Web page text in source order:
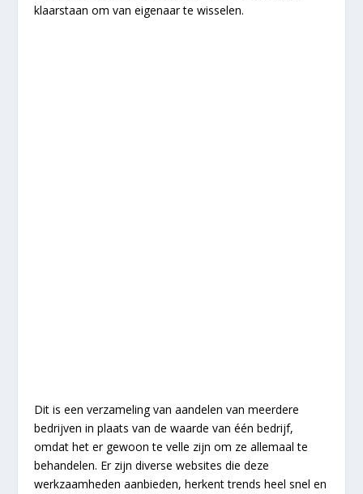
klaarstaan om van eigenaar te wisselen.
Dit is een verzameling van aandelen van meerdere
bedrijven in plaats van de waarde van één bedrijf,
omdat het er gewoon te velle zijn om ze allemaal te
behandelen. Er zijn diverse websites die deze
werkzaamheden aanbieden, herkent trends heel snel en